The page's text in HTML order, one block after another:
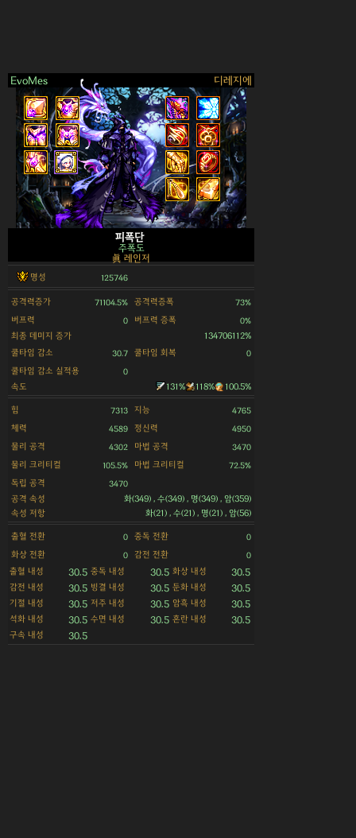
EvoMes 디레지에
>
피폭단
주폭도
眞 레인저
명성 125746
공격력증가 71104.5% 공격력증폭 73%
버프력 0 버프력 증폭 0%
최종 데미지 증가
134706112%
쿨타임 감소
30.7 쿨타임 회복 0
쿨타임 감소 실적용 0
속도 131% 118% 100.5%
힘 7313 지능 4765
체력 4589 정신력 4950
물리 공격 4302 마법 공격 3470
물리 크리티컬 105.5% 마법 크리티컬 72.5%
독립 공격 3470
공격 속성
화(349) , 수(349) , 명(349) , 암(359)
속성 저항
화(21) , 수(21) , 명(21) , 암(56)
출혈 전환 0 중독 전환 0
화상 전환 0 감전 전환 0
출혈 내성 30.5 중독 내성 30.5 화상 내성 30.5
감전 내성 30.5 빙결 내성 30.5 둔화 내성 30.5
기절 내성 30.5 저주 내성 30.5 암흑 내성 30.5
석화 내성 30.5 수면 내성 30.5 혼란 내성 30.5
구속 내성 30.5